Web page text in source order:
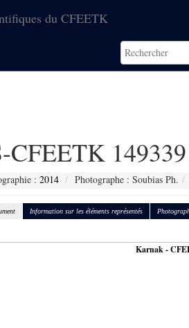
du CFEETK
CFEETK 149339
: 2014 Photographe : Soubias Ph.
Information sur les éléments représentés